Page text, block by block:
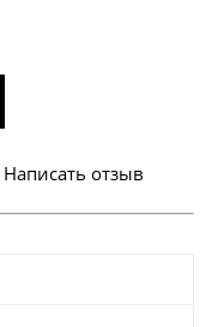
Написать отзыв